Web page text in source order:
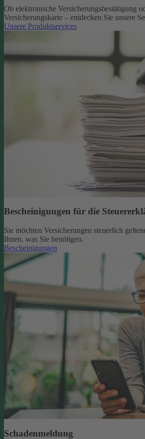
Ob elektronische Versicherungsbestätigung
Versicherungskarte – entdecken Sie unsere
Unsere Produktservices
Bescheinigungen für die
Sie möchten Versicherungen steuerlich
Ihnen, was Sie benötigen.
Bescheinigungen
Schadenmeldung